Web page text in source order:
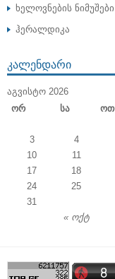
ხელოვნების ნიმუშები
ჰერალდიკა
ᲙᲐᲚᲔᲜᲓᲐᲠᲘ
ᲐᲒᲕᲘᲡᲢᲝ 2026
Ორ
Სა Ოთ
« ოქტ
3
4
10
11
17
18
24
25
31